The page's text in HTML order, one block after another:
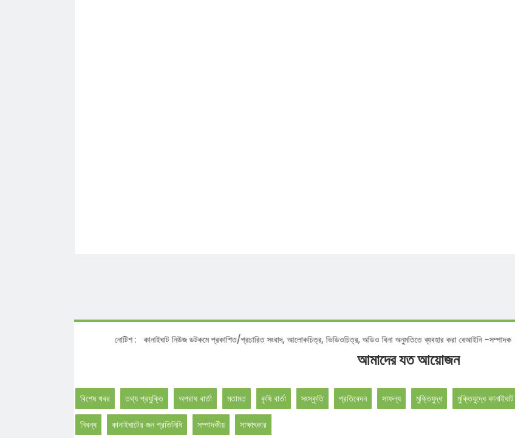
নোটিশ :কানাইঘাট নিউজ ডটকমে প্রকাশিত/প্রচারিত সংবাদ, আলোকচিত্র, ভিডিওচিত্র, অডিও বিনা অনুমতিতে ব্যবহার করা বেআইনি -সম্পাদক
আমাদের যত আয়োজন
বিশেষ খবর তথ্য প্রযুক্তি অপরাধ বার্তা মতামত কৃষি বার্তা সংস্কৃতি প্রতিবেদন সাফল্য মুক্তিযুদ্ধ মুক্তিযুদ্ধে কানাইঘাট
নিবন্ধ কানাইঘাটের জন প্রতিনিধি সম্পাদকীয় সাক্ষাৎকার